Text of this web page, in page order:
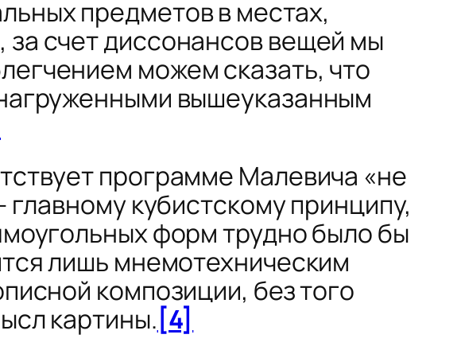
предметов в местах,
счет диссонансов вещей мы
можем сказать, что
вышеуказанным
программе Малевича «не
главному кубистскому принципу,
форм трудно было бы
лишь мнемотехническим
композиции, без того
картины. [4]